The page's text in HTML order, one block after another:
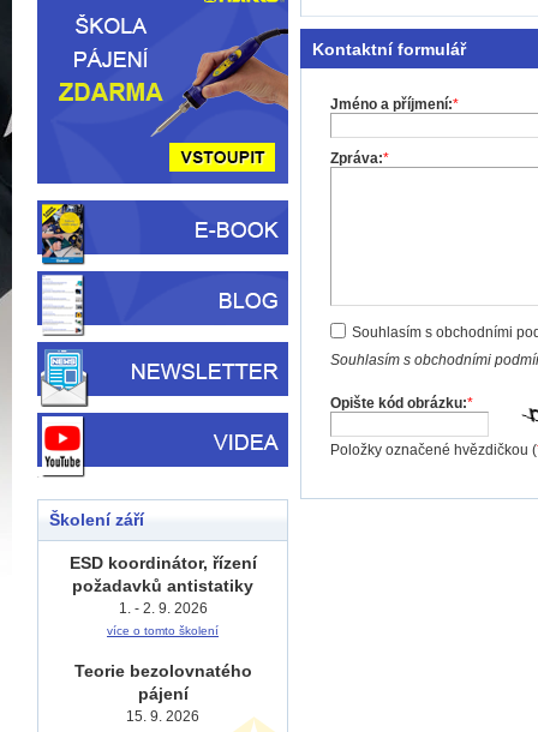
Kontaktní formulář
Jméno a příjmení:*
Zpráva:*
Souhlasím s obchodními
Souhlasím s obchodními
Opište kód obrázku:*
Položky označené hvězdičkou (
Školení září
ESD koordinátor, řízení
požadavků antistatiky
1. - 2. 9. 2026
více o tomto školení
Teorie bezolovnatého
pájení
15. 9. 2026